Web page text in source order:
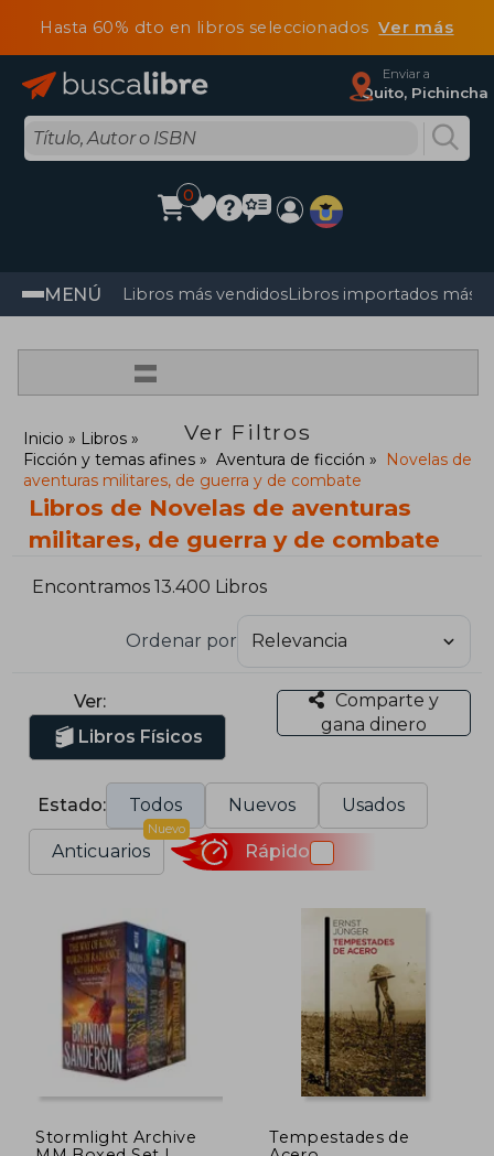
Hasta 60% dto en libros seleccionadosVer más
Enviar a
Quito, Pichincha
0
MENÚ Libros más vendidosLibros importados más
=
Ver Filtros
Inicio
Libros
Ficción y temas afines
Aventura de ficción
Novelas de
aventuras militares, de guerra y de combate
Libros de Novelas de aventuras
militares, de guerra y de combate
Encontramos 13.400 Libros
Ordenar por
Ver:
Libros Físicos
Comparte y
gana dinero
Estado: Todos Nuevos Usados
Anticuarios
Nuevo
Rápido
Stormlight Archive
Tempestades de